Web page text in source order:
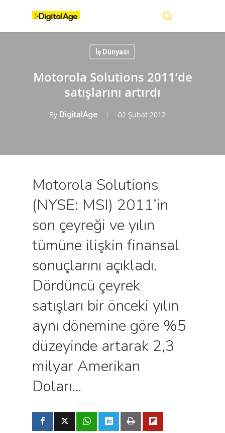
content
İş Dünyası
Motorola Solutions 2011’de
satışlarını artırdı
By DigitalAge 02 Şubat 2012
Motorola Solutions
(NYSE: MSI) 2011’in
son çeyreği ve yılın
tümüne ilişkin finansal
sonuçlarını açıkladı.
Dördüncü çeyrek
satışları bir önceki yılın
aynı dönemine göre %5
düzeyinde artarak 2,3
milyar Amerikan
Doları…